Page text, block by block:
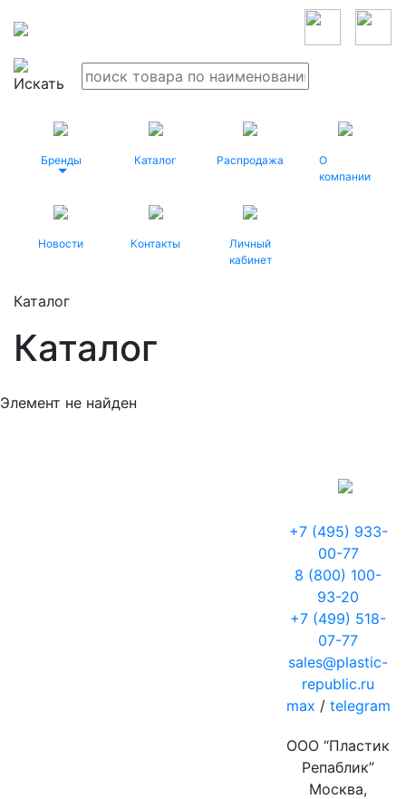
Бренды Каталог Распродажа
О
компании
Новости Контакты
Личный
кабинет
Каталог
Каталог
Элемент не найден
+7 (495) 933-
00-77
8 (800) 100-
93-20
+7 (499) 518-
07-77
sales@plastic-
republic.ru
max / telegram
ООО “Пластик
Репаблик”
Москва,